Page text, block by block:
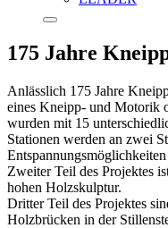
175 Jahre
Anlässlich 175 Jahre
eines Kneipp- und Motorik
wurden mit 15
Stationen werden an zwei
Zweiter Teil des Projektes
hohen Holzskulptur.
Dritter Teil des Projektes
Holzbrücken in der